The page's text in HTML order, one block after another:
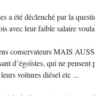
a été déclenché par la
avec leur faible salaire
conservateurs MAIS
d’égoïstes, qui ne
voitures diésel etc ...